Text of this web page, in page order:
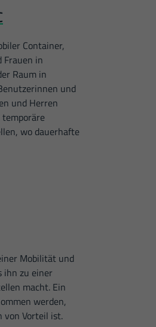
Container,
Frauen in
Raum in
und
und Herren
wo dauerhafte
Mobilität und
ihn zu einer
macht. Ein
werden,
von Vorteil ist.